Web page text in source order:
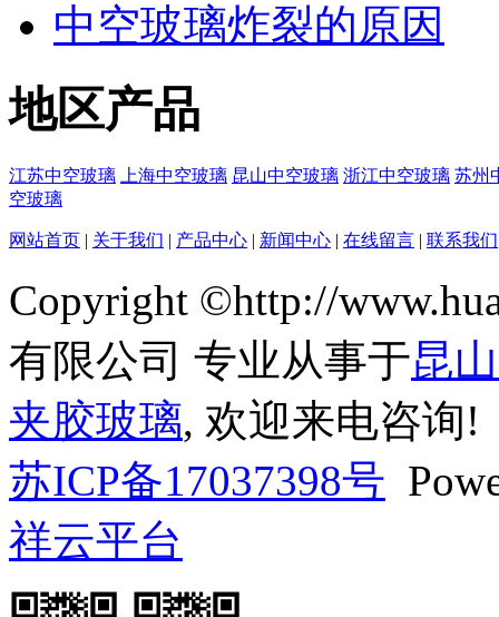
中空玻璃炸裂的原因
地区产品
江苏中空玻璃 上海中空玻璃 昆山中空玻璃 浙江中空玻璃 苏州
空玻璃
网站首页 | 关于我们 | 产品中心 | 新闻中心 | 在线留言 | 联系我们
Copyright ©http://
有限公司 专业从事于昆
夹胶玻璃, 欢迎来电咨询!
苏ICP备17037398号
祥云平台